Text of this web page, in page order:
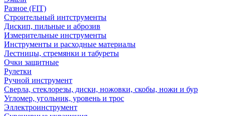
Разное (FIT)
Строительный интструменты
Дискип, пильные и аброзив
Измерительные инструменты
Инструменты и расходные материалы
Лестницы, стремянки и табуреты
Очки защитные
Рулетки
Ручной инструмент
Сверла, стеклорезы, диски, ножовки, скобы, ножи и бур
Угломер, угольник, уровень и трос
Эллектроинструмент